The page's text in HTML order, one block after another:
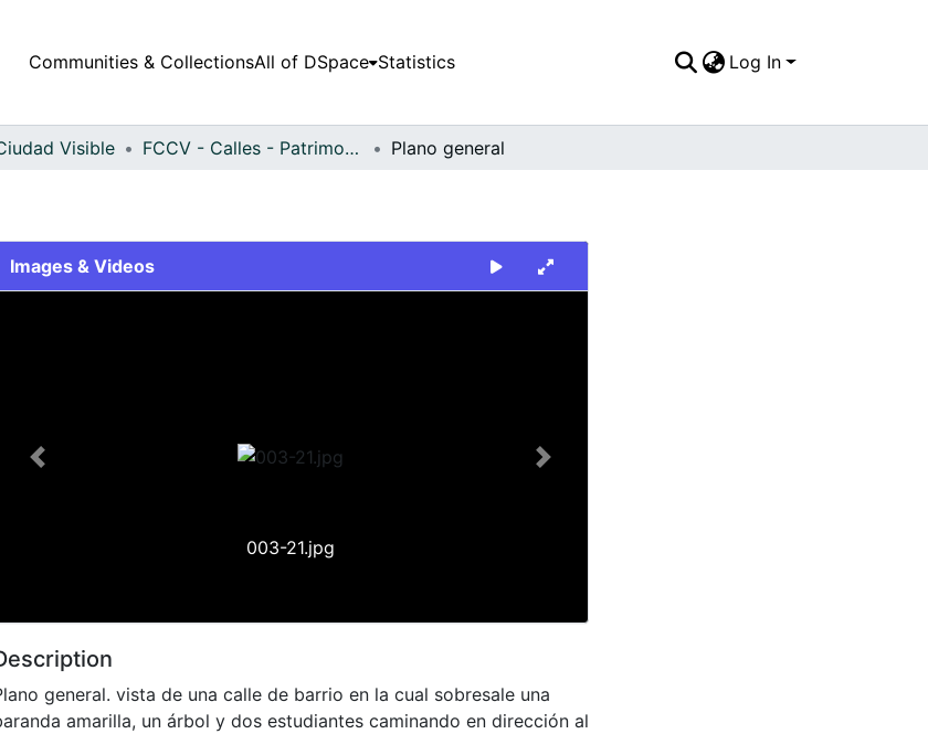
Communities & CollectionsAll of DSpace Statistics Log In
Visible FCCV - Calles - Patrimonial Plano general
Images & Videos
003-21.jpg
Previous Next
general. vista de una calle de barrio en la cual sobresale una
amarilla, un árbol y dos estudiantes caminando en dirección al